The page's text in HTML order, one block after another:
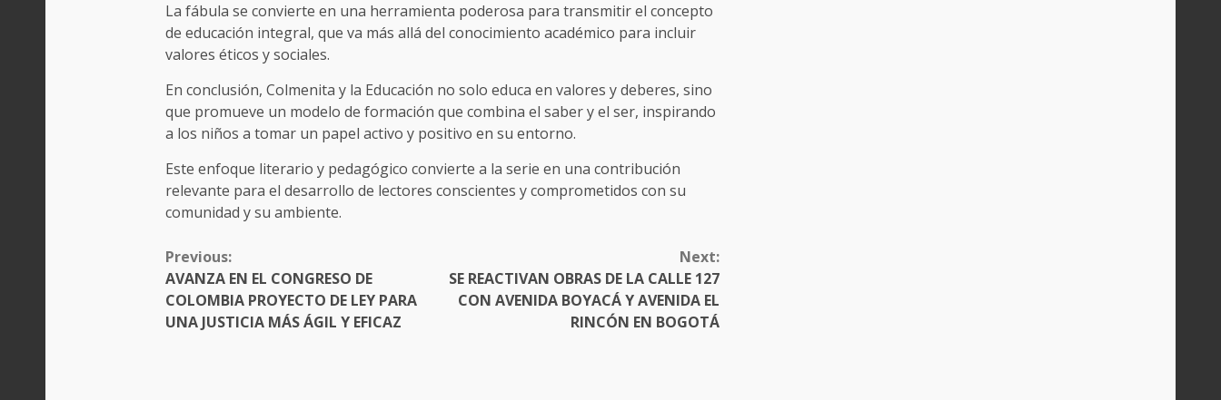
La fábula se convierte en una herramienta poderosa para transmitir el concepto
de educación integral, que va más allá del conocimiento académico para incluir
valores éticos y sociales.
En conclusión, Colmenita y la Educación no solo educa en valores y deberes, sino
que promueve un modelo de formación que combina el saber y el ser, inspirando
a los niños a tomar un papel activo y positivo en su entorno.
Este enfoque literario y pedagógico convierte a la serie en una contribución
relevante para el desarrollo de lectores conscientes y comprometidos con su
comunidad y su ambiente.
CONTINUE
READING
Previous:
AVANZA EN EL CONGRESO DE
COLOMBIA PROYECTO DE LEY PARA
UNA JUSTICIA MÁS ÁGIL Y EFICAZ
Next:
SE REACTIVAN OBRAS DE LA CALLE 127
CON AVENIDA BOYACÁ Y AVENIDA EL
RINCÓN EN BOGOTÁ